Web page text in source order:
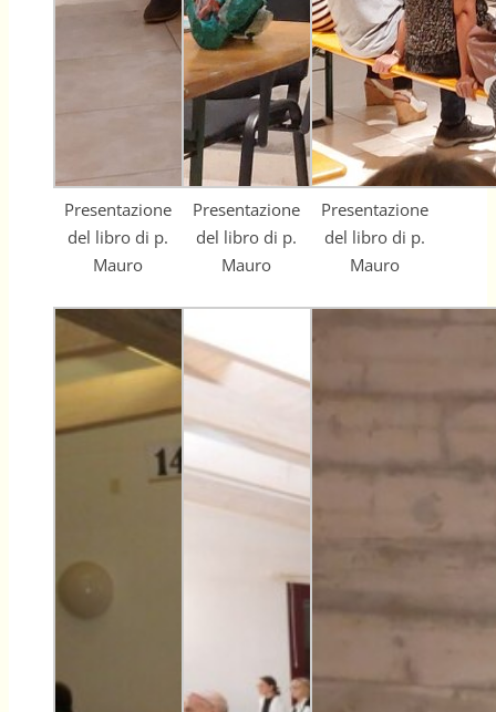
Presentazione
del libro di p.
Mauro
Presentazione
del libro di p.
Mauro
Presentazione
del libro di p.
Mauro